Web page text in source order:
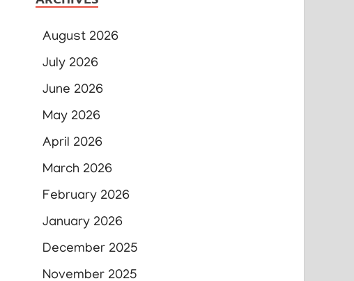
August 2026
July 2026
June 2026
May 2026
April 2026
March 2026
February 2026
January 2026
December 2025
November 2025